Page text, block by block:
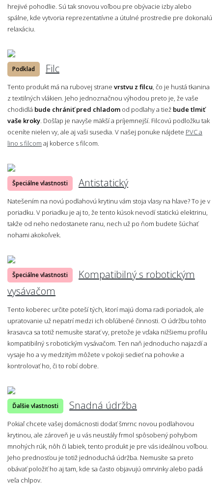
hrejivé pohodlie. Sú tak snovou voľbou pre obývacie izby alebo
spálne, kde vytvoria reprezentatívne a útulné prostredie pre dokonalú
relaxáciu.
Podklad Filc
Tento produkt má na rubovej strane vrstvu z filcu , čo je hustá tkanina
z textilných vlákien. Jeho jednoznačnou výhodou preto je, že vaše
chodidlá bude chrániť pred chladom od podlahy a tiež bude tlmiť
vaše kroky . Došľap je navyše mäkší a príjemnejší. Filcovú podložku tak
oceníte nielen vy, ale aj vaši susedia. V našej ponuke nájdete PVC a
lino s filcom aj koberce s filcom.
Špeciálne vlastnosti Antistatický
Natešením na novú podlahovú krytinu vám stoja vlasy na hlave? To je v
poriadku. V poriadku je aj to, že tento kúsok nevodí statickú elektrinu,
takže od neho nedostanete ranu, nech už po ňom budete šúchať
nohami akokoľvek.
Špeciálne vlastnosti
Kompatibilný s robotickým
vysávačom
Tento koberec určite poteší tých, ktorí majú doma radi poriadok, ale
upratovanie už nepatrí medzi ich obľúbené činnosti. O údržbu tohto
krasavca sa totiž nemusíte starať vy, pretože je vďaka nižšiemu profilu
kompatibilný s robotickým vysávačom. Ten naň jednoducho najazdí a
vysaje ho a vy medzitým môžete v pokoji sedieť na pohovke a
kontrolovať ho, či to robí dobre.
Ďalšie vlastnosti Snadná údržba
Pokiaľ chcete vašej domácnosti dodať šmrnc novou podlahovou
krytinou, ale zároveň je u vás neustály frmol spôsobený pohybom
mnohých rúk, nôh či labiek, tento produkt je pre vás ideálnou voľbou.
Jeho prednosťou je totiž jednoduchá údržba. Nemusíte sa preto
obávať položiť ho aj tam, kde sa často objavujú omrvinky alebo padá
veľa chlpov.